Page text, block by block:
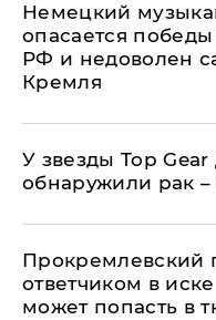
Немецкий
опасается
РФ и недоволен
Кремля
У звезды Top
обнаружили рак –
Прокремлевский
ответчиком в
может попасть в